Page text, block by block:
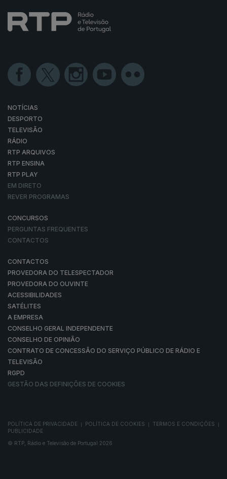
NOTÍCIAS
DESPORTO
TELEVISÃO
RÁDIO
RTP ARQUIVOS
RTP ENSINA
RTP PLAY
EM DIRETO
REVER PROGRAMAS
CONCURSOS
PERGUNTAS FREQUENTES
CONTACTOS
CONTACTOS
PROVEDORA DO TELESPECTADOR
PROVEDORA DO OUVINTE
ACESSIBILIDADES
SATÉLITES
A EMPRESA
CONSELHO GERAL INDEPENDENTE
CONSELHO DE OPINIÃO
CONTRATO DE CONCESSÃO DO SERVIÇO PÚBLICO DE RÁDIO E
TELEVISÃO
RGPD
GESTÃO DAS DEFINIÇÕES DE COOKIES
POLÍTICA DE PRIVACIDADE POLÍTICA DE COOKIES TERMOS E CONDIÇÕES
PUBLICIDADE
© RTP, Rádio e Televisão de Portugal 2026